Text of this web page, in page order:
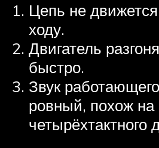
Цепь не
ходу.
Двигатель
быстро.
Звук
ровный, похож на
четырёхтактного